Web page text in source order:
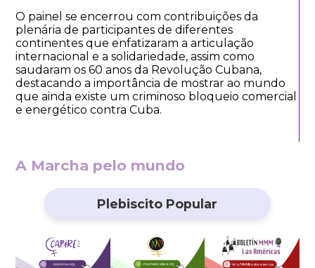
O painel se encerrou com contribuições da
plenária de participantes de diferentes
continentes que enfatizaram a articulação
internacional e a solidariedade, assim como
saudaram os 60 anos da Revolução Cubana,
destacando a importância de mostrar ao mundo
que ainda existe um criminoso bloqueio comercial
e energético contra Cuba.
A Marcha pelo mundo
Plebiscito Popular